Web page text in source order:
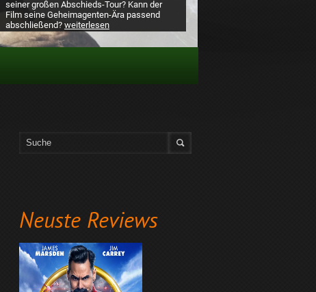
seiner großen Abschieds-Tour? Kann der
Film seine Geheimagenten-Ära passend
abschließend? weiterlesen
Neuste Reviews